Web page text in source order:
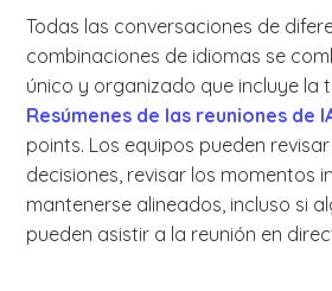
Todas las conversaciones de
combinaciones de idiomas se
único y organizado que incluye la
Resúmenes de las reuniones de
points. Los equipos pueden
decisiones, revisar los momentos
mantenerse alineados, incluso si
pueden asistir a la reunión en